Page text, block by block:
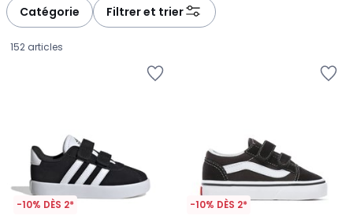
Catégorie Filtrer et trier
152 articles
-10% DÈS 2* -10% DÈS 2*